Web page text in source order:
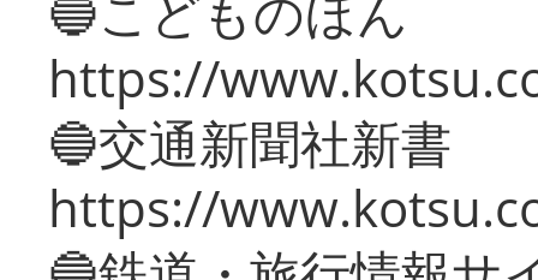
https://
🔵交通新聞社新書
https://